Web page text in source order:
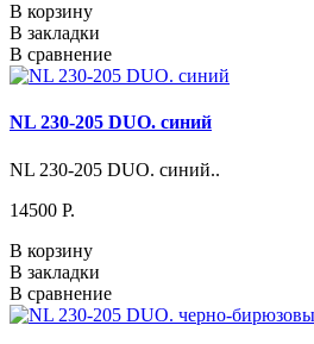
В корзину
В закладки
В сравнение
NL 230-205 DUO. синий
NL 230-205 DUO. синий..
14500 P.
В корзину
В закладки
В сравнение